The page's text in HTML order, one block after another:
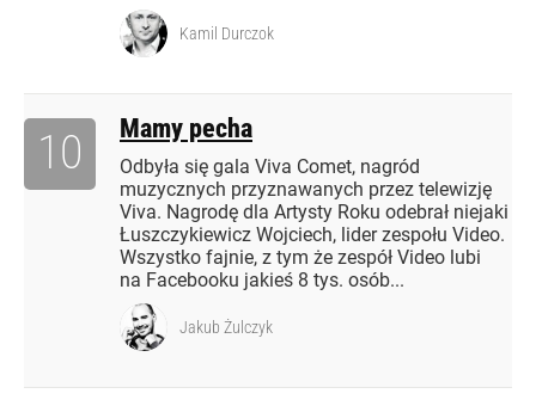
Kamil Durczok
Mamy pecha
Odbyła się gala Viva Comet, nagród
muzycznych przyznawanych przez telewizję
Viva. Nagrodę dla Artysty Roku odebrał niejaki
Łuszczykiewicz Wojciech, lider zespołu Video.
Wszystko fajnie, z tym że zespół Video lubi
na Facebooku jakieś 8 tys. osób...
10
Jakub Żulczyk